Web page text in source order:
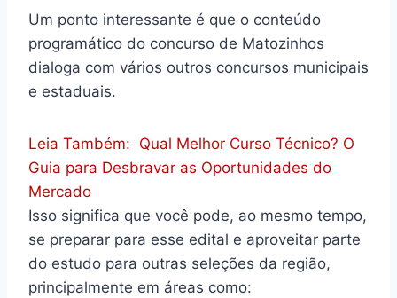
Um ponto interessante é que o conteúdo
programático do concurso de Matozinhos
dialoga com vários outros concursos municipais
e estaduais.
Leia Também: Qual Melhor Curso Técnico? O
Guia para Desbravar as Oportunidades do
Mercado
Isso significa que você pode, ao mesmo tempo,
se preparar para esse edital e aproveitar parte
do estudo para outras seleções da região,
principalmente em áreas como: